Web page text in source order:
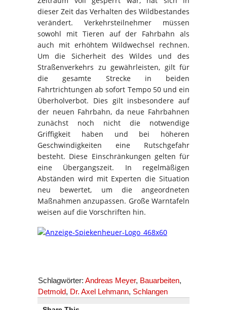
dieser Zeit das Verhalten des Wildbestandes
verändert. Verkehrsteilnehmer müssen
sowohl mit Tieren auf der Fahrbahn als
auch mit erhöhtem Wildwechsel rechnen.
Um die Sicherheit des Wildes und des
Straßenverkehrs zu gewährleisten, gilt für
die gesamte Strecke in beiden
Fahrtrichtungen ab sofort Tempo 50 und ein
Überholverbot. Dies gilt insbesondere auf
der neuen Fahrbahn, da neue Fahrbahnen
zunächst noch nicht die notwendige
Griffigkeit haben und bei höheren
Geschwindigkeiten eine Rutschgefahr
besteht. Diese Einschränkungen gelten für
eine Übergangszeit. In regelmäßigen
Abständen wird mit Experten die Situation
neu bewertet, um die angeordneten
Maßnahmen anzupassen. Große Warntafeln
weisen auf die Vorschriften hin.
Schlagwörter: Andreas Meyer, Bauarbeiten,
Detmold, Dr. Axel Lehmann, Schlangen